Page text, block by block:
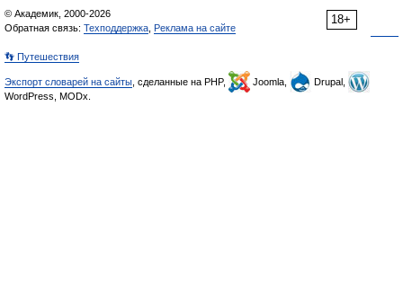
18+
© Академик, 2000-2026
Обратная связь: Техподдержка Реклама на сайте
👣 Путешествия
Экспорт словарей на сайты , сделанные на PHP, Joomla,
Drupal,
WordPress, MODx.